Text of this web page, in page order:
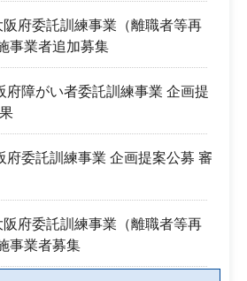
府委託訓練事業（離職者等再
事業者追加募集
府障がい者委託訓練事業 企画提
府委託訓練事業 企画提案公募 審
府委託訓練事業（離職者等再
事業者募集